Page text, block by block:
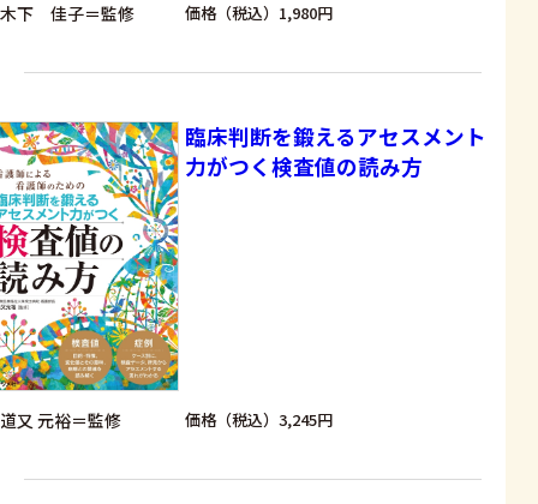
木下 佳子＝監修 価格（税込）1,980円
臨床判断を鍛えるアセスメント
力がつく検査値の読み方
道又 元裕＝監修 価格（税込）3,245円